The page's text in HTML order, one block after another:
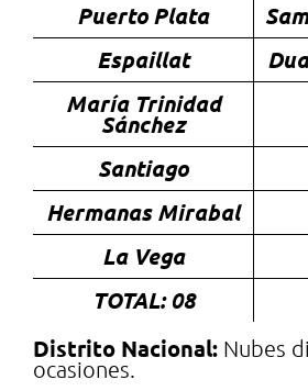
Puerto Plata
Espaillat
María Trinidad
Sánchez
Santiago
Hermanas Mirabal
La Vega
TOTAL: 08
Distrito Nacional: Nubes
ocasiones.